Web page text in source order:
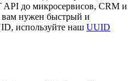
API до микросервисов, CRM и
нужен быстрый и
используйте наш UUID